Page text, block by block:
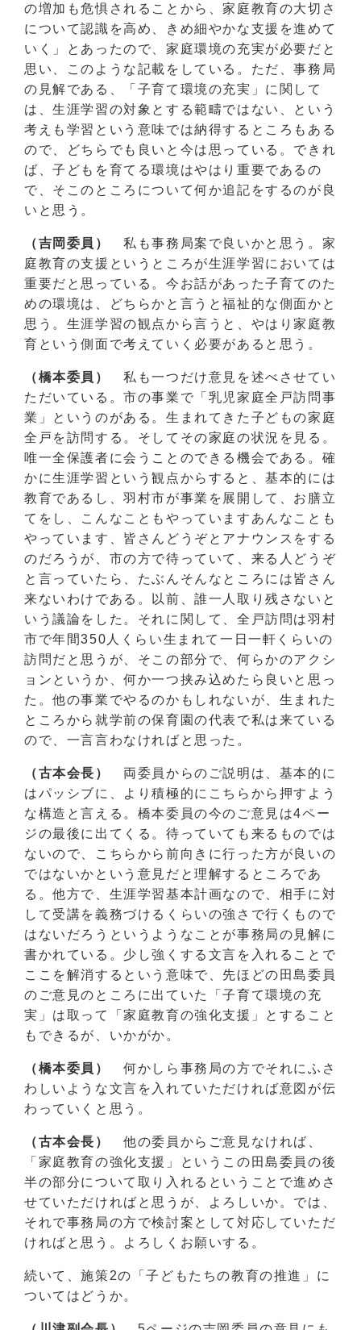
の増加も危惧されることから、家庭教育の大切さ
について認識を高め、きめ細やかな支援を進めて
いく」とあったので、家庭環境の充実が必要だと
思い、このような記載をしている。ただ、事務局
の見解である、「子育て環境の充実」に関して
は、生涯学習の対象とする範疇ではない、という
考えも学習という意味では納得するところもある
ので、どちらでも良いと今は思っている。できれ
ば、子どもを育てる環境はやはり重要であるの
で、そこのところについて何か追記をするのが良
いと思う。
（吉岡委員）
私も事務局案で良いかと思う。家
庭教育の支援というところが生涯学習においては
重要だと思っている。今お話があった子育てのた
めの環境は、どちらかと言うと福祉的な側面かと
思う。生涯学習の観点から言うと、やはり家庭教
育という側面で考えていく必要があると思う。
（橋本委員）
私も一つだけ意見を述べさせてい
ただいている。市の事業で「乳児家庭全戸訪問事
業」というのがある。生まれてきた子どもの家庭
全戸を訪問する。そしてその家庭の状況を見る。
唯一全保護者に会うことのできる機会である。確
かに生涯学習という観点からすると、基本的には
教育であるし、羽村市が事業を展開して、お膳立
てをし、こんなこともやっていますあんなことも
やっています、皆さんどうぞとアナウンスをする
のだろうが、市の方で待っていて、来る人どうぞ
と言っていたら、たぶんそんなところには皆さん
来ないわけである。以前、誰一人取り残さないと
いう議論をした。それに関して、全戸訪問は羽村
市で年間350人くらい生まれて一日一軒くらいの
訪問だと思うが、そこの部分で、何らかのアクシ
ョンというか、何か一つ挟み込めたら良いと思っ
た。他の事業でやるのかもしれないが、生まれた
ところから就学前の保育園の代表で私は来ている
ので、一言言わなければと思った。
（古本会長）
両委員からのご説明は、基本的に
はパッシブに、より積極的にこちらから押すよう
な構造と言える。橋本委員の今のご意見は4ペー
ジの最後に出てくる。待っていても来るものでは
ないので、こちらから前向きに行った方が良いの
ではないかという意見だと理解するところであ
る。他方で、生涯学習基本計画なので、相手に対
して受講を義務づけるくらいの強さで行くもので
はないだろうというようなことが事務局の見解に
書かれている。少し強くする文言を入れることで
ここを解消するという意味で、先ほどの田島委員
のご意見のところに出ていた「子育て環境の充
実」は取って「家庭教育の強化支援」とすること
もできるが、いかがか。
（橋本委員）
何かしら事務局の方でそれにふさ
わしいような文言を入れていただければ意図が伝
わっていくと思う。
（古本会長）
他の委員からご意見なければ、
「家庭教育の強化支援」というこの田島委員の後
半の部分について取り入れるということで進めさ
せていただければと思うが、よろしいか。では、
それで事務局の方で検討案として対応していただ
ければと思う。よろしくお願いする。
続いて、施策2の「子どもたちの教育の推進」に
ついてはどうか。